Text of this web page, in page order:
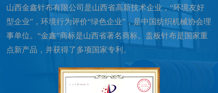
山西金鑫针布有限公司是山西省高新技术企业，“环境友好
型企业”，环境行为评价“绿色企业”，是中国纺织机械协会理
事单位。“金鑫”商标是山西省著名商标。盖板针布是国家重
点新产品，并获得了多项国家专利。